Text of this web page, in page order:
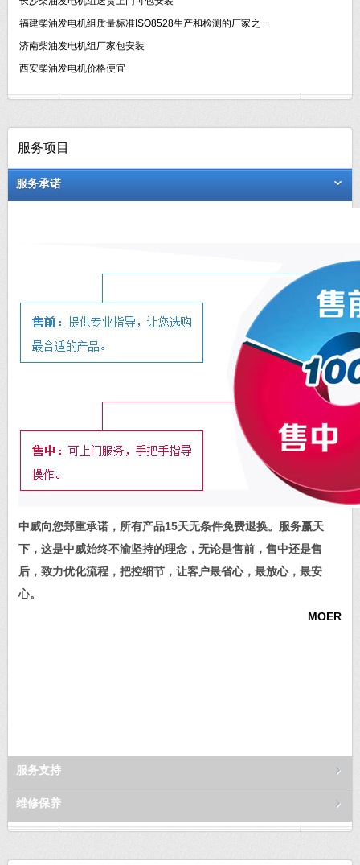
福建柴油发电机组质量标准ISO8528生产和检测的厂家之一
济南柴油发电机组厂家包安装
西安柴油发电机价格便宜
服务项目
服务承诺
中威向您郑重承诺，所有产品15天无条件免费退换。服务赢天
下，这是中威始终不渝坚持的理念，无论是售前，售中还是售
后，致力优化流程，把控细节，让客户最省心，最放心，最安
心。
MOER
服务支持
维修保养